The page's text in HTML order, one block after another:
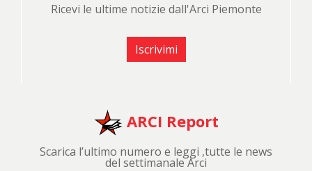
Ricevi le ultime notizie dall'Arci Piemonte
Iscrivimi
ARCI Report
Scarica l’ultimo numero e leggi ,tutte le news
del settimanale Arci